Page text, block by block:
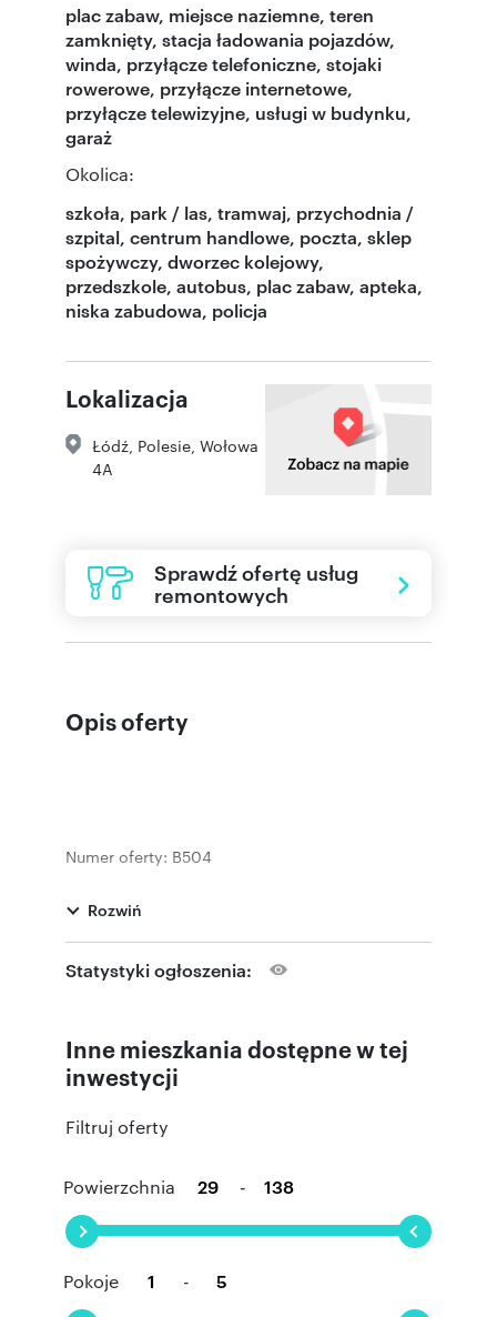
plac zabaw, miejsce naziemne, teren
zamknięty, stacja ładowania pojazdów,
winda, przyłącze telefoniczne, stojaki
rowerowe, przyłącze internetowe,
przyłącze telewizyjne, usługi w budynku,
garaż
Okolica:
szkoła, park / las, tramwaj, przychodnia /
szpital, centrum handlowe, poczta, sklep
spożywczy, dworzec kolejowy,
przedszkole, autobus, plac zabaw, apteka,
niska zabudowa, policja
Lokalizacja
Łódź Polesie Wołowa
4A
Sprawdź ofertę usług
remontowych
Opis oferty
Numer oferty: B504
Rozwiń
Statystyki ogłoszenia:
Inne mieszkania dostępne w tej
inwestycji
Filtruj oferty
Powierzchnia -
Pokoje -